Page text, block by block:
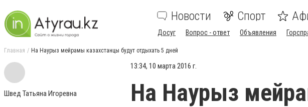
Новости Спорт
Досуг Вопрос - ответ Объявления
Главная На Наурыз мейрамы казахстанцы будут отдыхать 5 дней
Швед Татьяна Игоревна
13:34, 10 марта 2016 г.
На Наурыз